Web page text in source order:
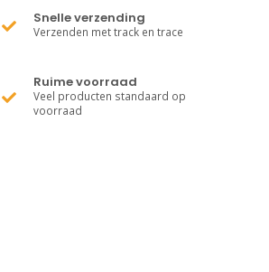
Snelle verzending
Verzenden met track en trace
Ruime voorraad
Veel producten standaard op
voorraad